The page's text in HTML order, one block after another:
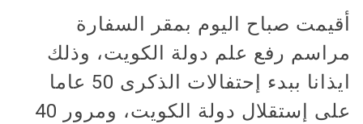
أقيمت صباح اليوم بمقر السفارة
مراسم رفع علم دولة الكويت، وذلك
ايذانا ببدء إحتفالات الذكرى 50 عاما
على إستقلال دولة الكويت، ومرور 40